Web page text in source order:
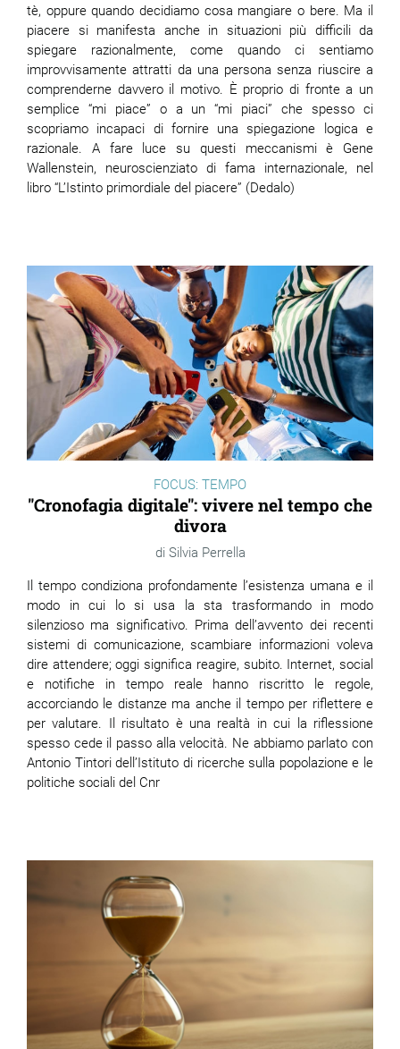
tè, oppure quando decidiamo cosa mangiare o bere. Ma il
piacere si manifesta anche in situazioni più difficili da
spiegare razionalmente, come quando ci sentiamo
improvvisamente attratti da una persona senza riuscire a
comprenderne davvero il motivo. È proprio di fronte a un
semplice “mi piace” o a un “mi piaci” che spesso ci
scopriamo incapaci di fornire una spiegazione logica e
razionale. A fare luce su questi meccanismi è Gene
Wallenstein, neuroscienziato di fama internazionale, nel
libro “L’Istinto primordiale del piacere” (Dedalo)
FOCUS: TEMPO
"Cronofagia digitale": vivere nel tempo che
divora
Silvia Perrella
Il tempo condiziona profondamente l’esistenza umana e il
modo in cui lo si usa la sta trasformando in modo
silenzioso ma significativo. Prima dell’avvento dei recenti
sistemi di comunicazione, scambiare informazioni voleva
dire attendere; oggi significa reagire, subito. Internet, social
e notifiche in tempo reale hanno riscritto le regole,
accorciando le distanze ma anche il tempo per riflettere e
per valutare. Il risultato è una realtà in cui la riflessione
spesso cede il passo alla velocità. Ne abbiamo parlato con
Antonio Tintori dell’Istituto di ricerche sulla popolazione e le
politiche sociali del Cnr